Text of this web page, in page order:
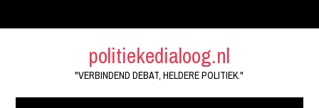
politiekedialoog.nl
"VERBINDEND DEBAT, HELDERE POLITIEK."